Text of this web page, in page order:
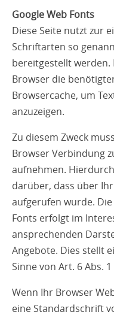
Google Web Fonts
Diese Seite nutzt zur
Schriftarten so
bereitgestellt werden.
Browser die
Browsercache, um
anzuzeigen.
Zu diesem Zweck
Browser Verbindung
aufnehmen.
darüber, dass über
aufgerufen wurde.
Fonts erfolgt im
ansprechenden
Angebote. Dies stellt
Sinne von Art. 6 Abs.
Wenn Ihr Browser
eine Standardschrift